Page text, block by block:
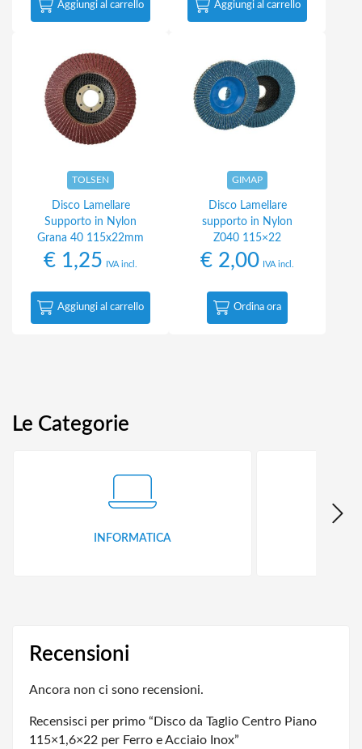
Aggiungi al carrello Aggiungi al carrello
TOLSEN
Disco Lamellare
Supporto in Nylon
Grana 40 115x22mm
€ 1,25 IVA incl.
Aggiungi al carrello
GIMAP
Disco Lamellare
supporto in Nylon
Z040 115×22
€ 2,00 IVA incl.
Ordina ora
Le Categorie
INFORMATICA
Recensioni
Ancora non ci sono recensioni.
Recensisci per primo “Disco da Taglio Centro Piano
115×1,6×22 per Ferro e Acciaio Inox”